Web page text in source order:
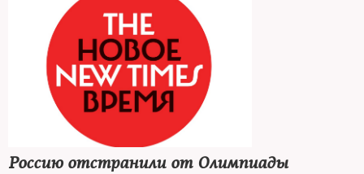
Россию отстранили от Олимпиады